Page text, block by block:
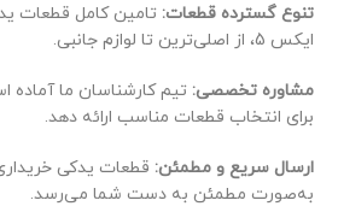
تنوع گسترده قطعات:
ایکس 5، از اصلی‌ترین تا لوازم جانبی.
مشاوره تخصصی: تیم کارشناسان ما آماده
برای انتخاب قطعات مناسب ارائه دهد.
ارسال سریع و مطمئن: قطعات یدکی
به‌صورت مطمئن به دست شما می‌رسد.